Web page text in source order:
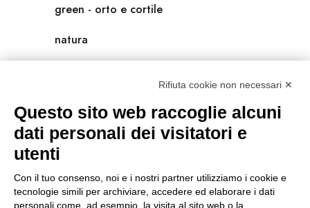
green - orto e cortile
natura
scienza
universolocale
viedellaseta
Rifiuta cookie non necessari ✕
Questo sito web raccoglie alcuni
dati personali dei visitatori e
utenti
Con il tuo consenso, noi e i nostri partner utilizziamo i cookie e
tecnologie simili per archiviare, accedere ed elaborare i dati
personali come, ad esempio, la visita al sito web o la